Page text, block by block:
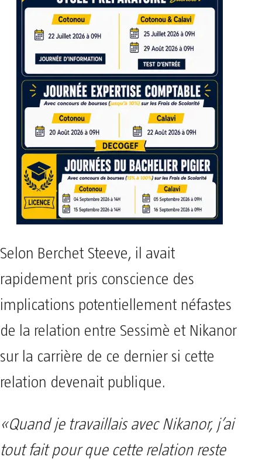
Selon Berchet Steeve, il avait
rapidement pris conscience des
implications potentiellement néfastes
de la relation entre Sessimè et Nikanor
sur la carrière de ce dernier si cette
relation devenait publique.
«Quand je travaillais avec Nikanor, j’ai
tout fait pour que cette relation reste